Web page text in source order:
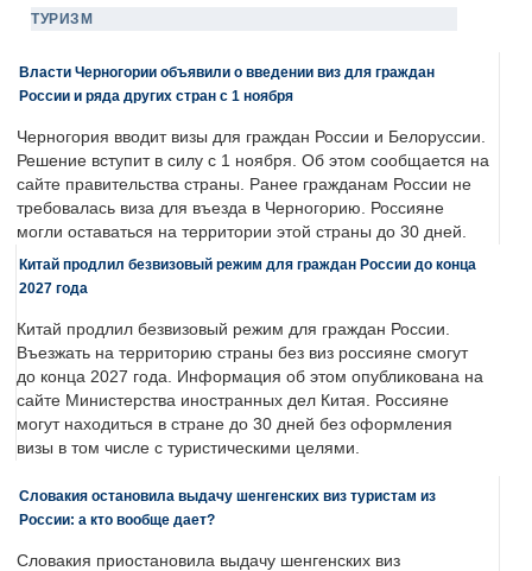
ТУРИЗМ
Власти Черногории объявили о введении виз для граждан
России и ряда других стран с 1 ноября
Черногория вводит визы для граждан России и Белоруссии.
Решение вступит в силу с 1 ноября. Об этом сообщается на
сайте правительства страны. Ранее гражданам России не
требовалась виза для въезда в Черногорию. Россияне
могли оставаться на территории этой страны до 30 дней.
Китай продлил безвизовый режим для граждан России до конца
2027 года
Китай продлил безвизовый режим для граждан России.
Въезжать на территорию страны без виз россияне смогут
до конца 2027 года. Информация об этом опубликована на
сайте Министерства иностранных дел Китая. Россияне
могут находиться в стране до 30 дней без оформления
визы в том числе с туристическими целями.
Словакия остановила выдачу шенгенских виз туристам из
России: а кто вообще дает?
Словакия приостановила выдачу шенгенских виз